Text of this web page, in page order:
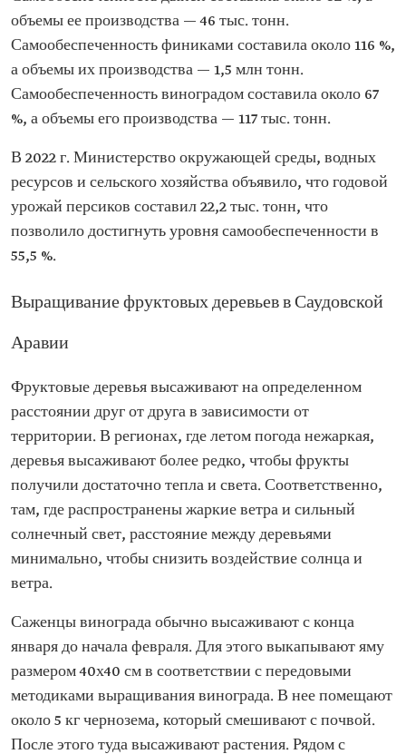
объемы ее производства — 46 тыс. тонн.
Самообеспеченность финиками составила около 116 %,
а объемы их производства — 1,5 млн тонн.
Самообеспеченность виноградом составила около 67
%, а объемы его производства — 117 тыс. тонн.
В 2022 г. Министерство окружающей среды, водных
ресурсов и сельского хозяйства объявило, что годовой
урожай персиков составил 22,2 тыс. тонн, что
позволило достигнуть уровня самообеспеченности в
55,5 %.
Выращивание фруктовых деревьев в Саудовской
Аравии
Фруктовые деревья высаживают на определенном
расстоянии друг от друга в зависимости от
территории. В регионах, где летом погода нежаркая,
деревья высаживают более редко, чтобы фрукты
получили достаточно тепла и света. Соответственно,
там, где распространены жаркие ветра и сильный
солнечный свет, расстояние между деревьями
минимально, чтобы снизить воздействие солнца и
ветра.
Саженцы винограда обычно высаживают с конца
января до начала февраля. Для этого выкапывают яму
размером 40х40 см в соответствии с передовыми
методиками выращивания винограда. В нее помещают
около 5 кг чернозема, который смешивают с почвой.
После этого туда высаживают растения. Рядом с